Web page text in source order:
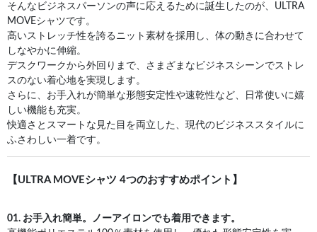
そんなビジネスパーソンの声に応えるために誕生したのが、ULTRA
MOVEシャツです。
高いストレッチ性を誇るニット素材を採用し、体の動きに合わせて
しなやかに伸縮。
デスクワークから外回りまで、さまざまなビジネスシーンでストレ
スのない着心地を実現します。
さらに、お手入れが簡単な形態安定性や速乾性など、日常使いに嬉
しい機能も充実。
快適さとスマートな見た目を両立した、現代のビジネススタイルに
ふさわしい一着です。
【ULTRA MOVEシャツ 4つのおすすめポイント】
01. お手入れ簡単。ノーアイロンでも着用できます。